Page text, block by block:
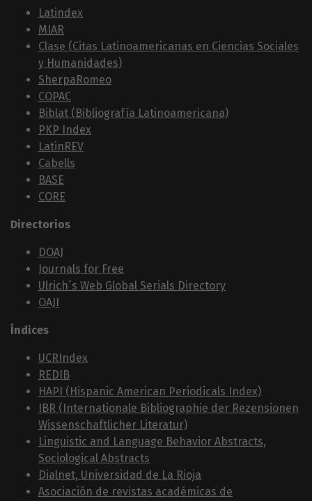
Latindex
MIAR
Clase (Citas Latinoamericanas en Ciencias Sociales
y Humanidades)
SherpaRomeo
COPAC
Biblat (Bibliografía Latinoamericana)
PKP Index
LatinREV
Cabells
BASE
CORE
Directorios
DOAJ
Journals for Free
Ulrich´s Web Global Serials Directory
OAJI
Índices
UCRIndex
REDIB
HAPI (Hispanic American Periodicals Index)
IBR (Internationale Bibliographie der Rezensionen
Wissenschaftlicher Literatur)
Linguistic and Language Behavior Abstracts,
Sociological Abstracts
Dialnet, Universidad de La Rioja
Asociación de revistas académicas de